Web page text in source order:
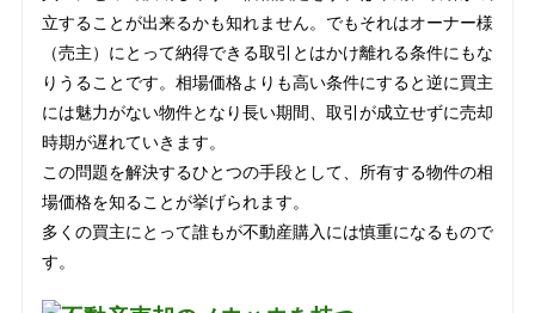
立することが出来るかも知れません。でもそれはオーナー様
（売主）にとって納得できる取引とはかけ離れる条件にもな
りうることです。相場価格よりも高い条件にすると逆に買主
には魅力がない物件となり長い期間、取引が成立せずに売却
時期が遅れていきます。
この問題を解決するひとつの手段として、所有する物件の相
場価格を知ることが挙げられます。
多くの買主にとって誰もが不動産購入には慎重になるもので
す。